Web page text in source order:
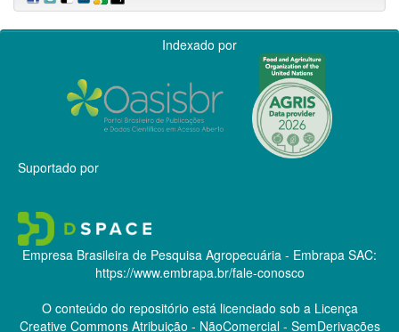
Indexado por
Suportado por
Empresa Brasileira de Pesquisa Agropecuária - Embrapa SAC:
https://www.embrapa.br/fale-conosco
O conteúdo do repositório está licenciado sob a Licença
Creative CommonsAtribuição - NãoComercial - SemDerivações